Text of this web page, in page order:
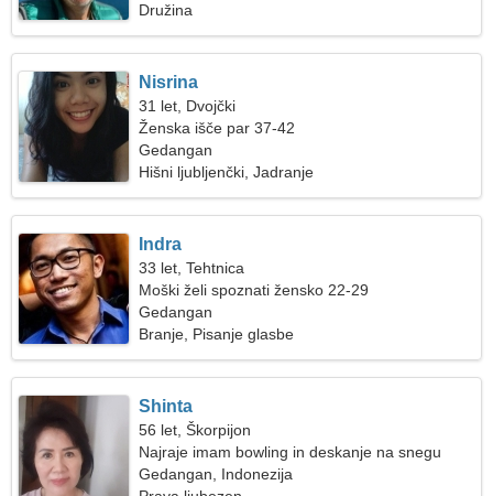
Družina
Nisrina
31 let, Dvojčki
Ženska išče par 37-42
Gedangan
Hišni ljubljenčki, Jadranje
Indra
33 let, Tehtnica
Moški želi spoznati žensko 22-29
Gedangan
Branje, Pisanje glasbe
Shinta
56 let, Škorpijon
Najraje imam bowling in deskanje na snegu
Gedangan, Indonezija